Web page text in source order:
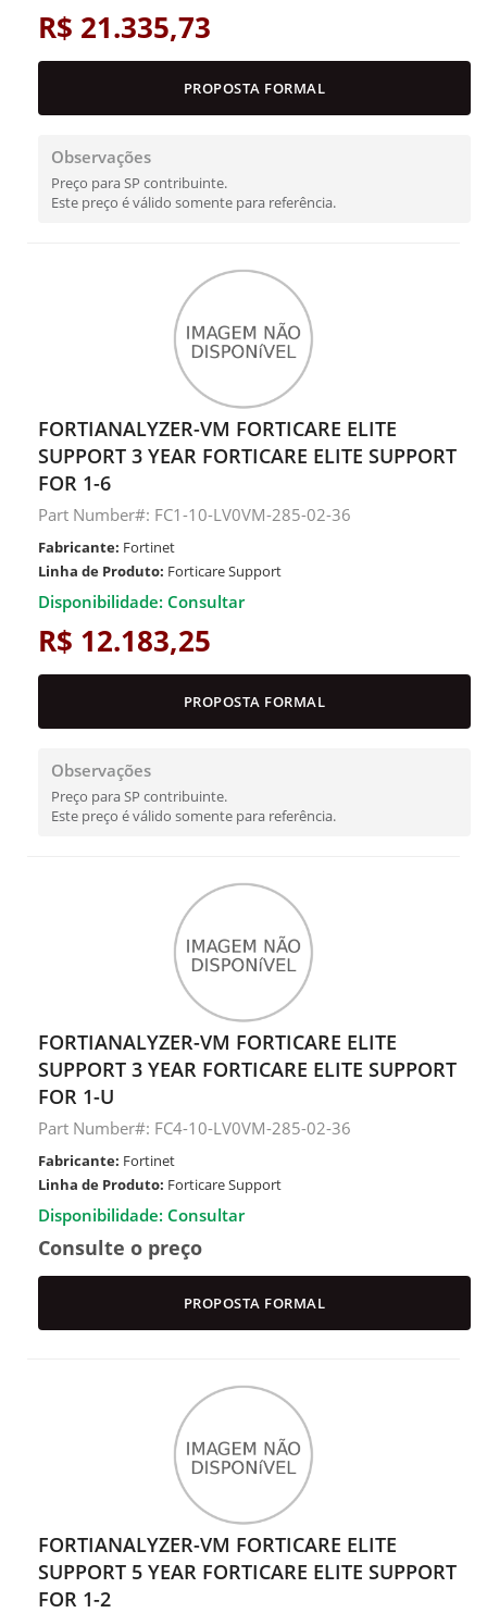
R$ 21.335,73
PROPOSTA FORMAL
Observações
Preço para SP contribuinte.
Este preço é válido somente para referência.
FORTIANALYZER-VM FORTICARE ELITE
SUPPORT 3 YEAR FORTICARE ELITE SUPPORT
FOR 1-6
Part Number#: FC1-10-LV0VM-285-02-36
Fabricante: Fortinet
Linha de Produto: Forticare Support
Disponibilidade: Consultar
R$ 12.183,25
PROPOSTA FORMAL
Observações
Preço para SP contribuinte.
Este preço é válido somente para referência.
FORTIANALYZER-VM FORTICARE ELITE
SUPPORT 3 YEAR FORTICARE ELITE SUPPORT
FOR 1-U
Part Number#: FC4-10-LV0VM-285-02-36
Fabricante: Fortinet
Linha de Produto: Forticare Support
Disponibilidade: Consultar
Consulte o preço
PROPOSTA FORMAL
FORTIANALYZER-VM FORTICARE ELITE
SUPPORT 5 YEAR FORTICARE ELITE SUPPORT
FOR 1-2